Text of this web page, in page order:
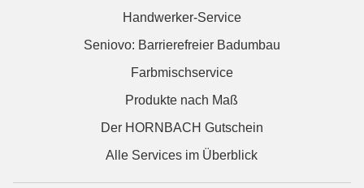
Handwerker-Service
Seniovo: Barrierefreier Badumbau
Farbmischservice
Produkte nach Maß
Der HORNBACH Gutschein
Alle Services im Überblick